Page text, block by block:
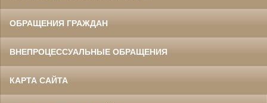
ОБРАЩЕНИЯ ГРАЖДАН
ВНЕПРОЦЕССУАЛЬНЫЕ ОБРАЩЕНИЯ
КАРТА САЙТА